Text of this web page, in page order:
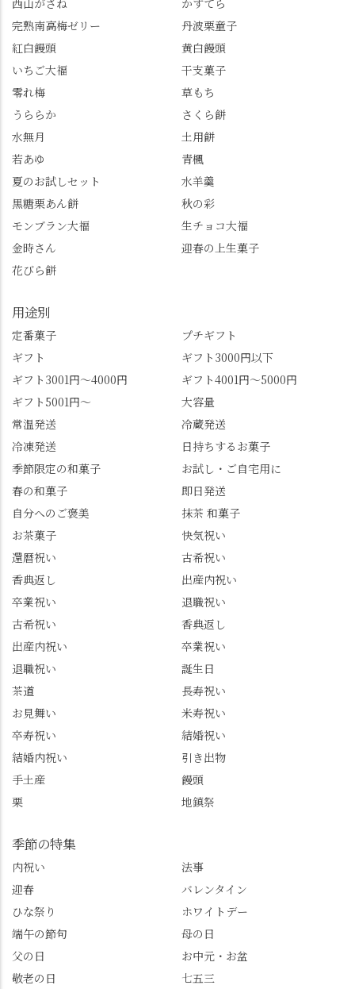
ずは北川」のアプリ会
ゼリーは生の写真を撮
りたかったのですが、
崩れてしまいました。
リ会員の登録はほんと
うにおすすめ。ポイン
トもすぐに貯まります
し、いろんな特典もあ
していない人はぜひこ
の機会に会員登録もし
てみてね。 みなさんは
この中で気になったも
すめ品ばかりです。よ
かったらぜひこの機会
北川🍡 住所 長岡京市う
ぐいす台1-3 TEL 075-
954-0400 営業時間 10:00
@mizuha_kitagawa #セン
ス長岡京 #SENSE長岡
京公式アンバサダー #み
ずは北川 私のアカウン
グルメをメインに発
信。お店選びの参考な
どにご利用いただける
の情報を詳しく知りた
い人は、下記アカウン
トもあわせてチェック
@sense_nagaokakyo 長岡
京市観光協会
@nagaokakyo_tourism ふ
@furufuru_nagaokakyo
物価の値上がりが激し
じさいにも出会えるか
も。 天然記念物の「遊
龍の松」は、地を這う
ように伸びる主幹がま
える迫力！そして桂昌
院お手植えと伝わる樹
齢300年超のしだれ
桜。"玉の輿"の語源に
院と徳川綱吉の、教科
書がひっくり返るよう
な再評価のお話まで聞
景、もっと知られてほ
しい！ 🍋締めは「みず
話題のレモンわらび餅
と、夏季限定・竹筒入
り水ようかん「清竹」
んな大満足の笑顔😋 さ
らに日高さんから、な
かの邸の珈琲パックと
小倉山荘のお菓子のサ
で🎁最後の最後まで"お
もてなし"の心を教えて
いただきました。 プロ
ドライバーならではの
ルート取り、駐車場事
情、お客様を飽きさせ
ない語り口…。楽しみ
ながら学びっぱなしの
のガイド活動にしっか
り活かしていきます💪
西山、ほんまにええと
こです。次はあなたを
🚕✨ #京都西山旅感 #京
都西山 #おもてなしタク
こごろ #勝持寺 #正法寺
#善峯寺 #あじさい #あ
じさい供養 #遊龍の松 #
清竹 #なかの邸 #小倉山
荘 #京都観光 #西京区 #
西山がさね
かすてら
完熟南高梅ゼリー
丹波栗童子
紅白饅頭
黄白饅頭
いちご大福
干支菓子
零れ梅
草もち
うららか
さくら餅
水無月
土用餅
若あゆ
青楓
夏のお試しセット
水羊羹
黒糖栗あん餅
秋の彩
モンブラン大福
生チョコ大福
金時さん
迎春の上生菓子
花びら餅
用途別
定番菓子
プチギフト
ギフト
ギフト3000円以下
ギフト3001円～4000円
ギフト4001円～5000円
ギフト5001円～
大容量
常温発送
冷蔵発送
冷凍発送
日持ちするお菓子
季節限定の和菓子
お試し・ご自宅用に
春の和菓子
即日発送
自分へのご褒美
抹茶 和菓子
お茶菓子
快気祝い
還暦祝い
古希祝い
香典返し
出産内祝い
卒業祝い
退職祝い
古希祝い
香典返し
出産内祝い
卒業祝い
退職祝い
誕生日
茶道
長寿祝い
お見舞い
米寿祝い
卒寿祝い
結婚祝い
結婚内祝い
引き出物
手土産
饅頭
栗
地鎮祭
季節の特集
内祝い
法事
迎春
バレンタイン
ひな祭り
ホワイトデー
端午の節句
母の日
父の日
お中元・お盆
敬老の日
七五三